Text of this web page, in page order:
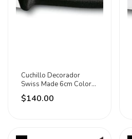
Cuchillo Decorador
Swiss Made 6cm Color
Negro Victorinox
$140.00